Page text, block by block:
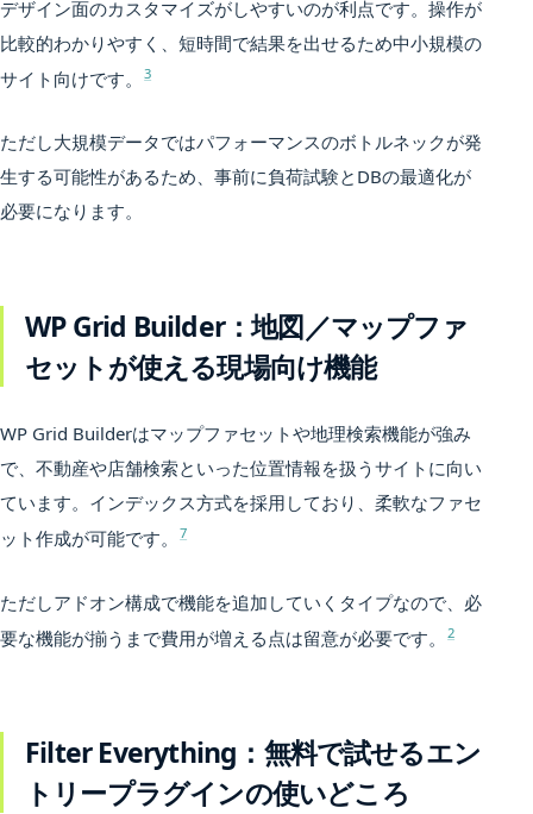
デザイン面のカスタマイズがしやすいのが利点です。操作が
比較的わかりやすく、短時間で結果を出せるため中小規模の
サイト向けです。
3
ただし大規模データではパフォーマンスのボトルネックが発
生する可能性があるため、事前に負荷試験とDBの最適化が
必要になります。
WP Grid Builder：地図／マップファ
セットが使える現場向け機能
WP Grid Builderはマップファセットや地理検索機能が強み
で、不動産や店舗検索といった位置情報を扱うサイトに向い
ています。インデックス方式を採用しており、柔軟なファセ
ット作成が可能です。
7
ただしアドオン構成で機能を追加していくタイプなので、必
要な機能が揃うまで費用が増える点は留意が必要です。
2
Filter Everything：無料で試せるエン
トリープラグインの使いどころ